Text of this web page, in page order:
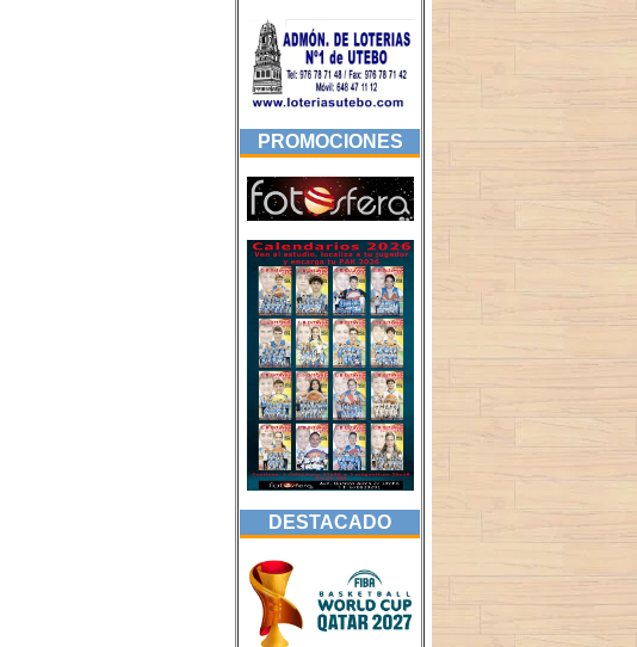
PROMOCIONES
DESTACADO